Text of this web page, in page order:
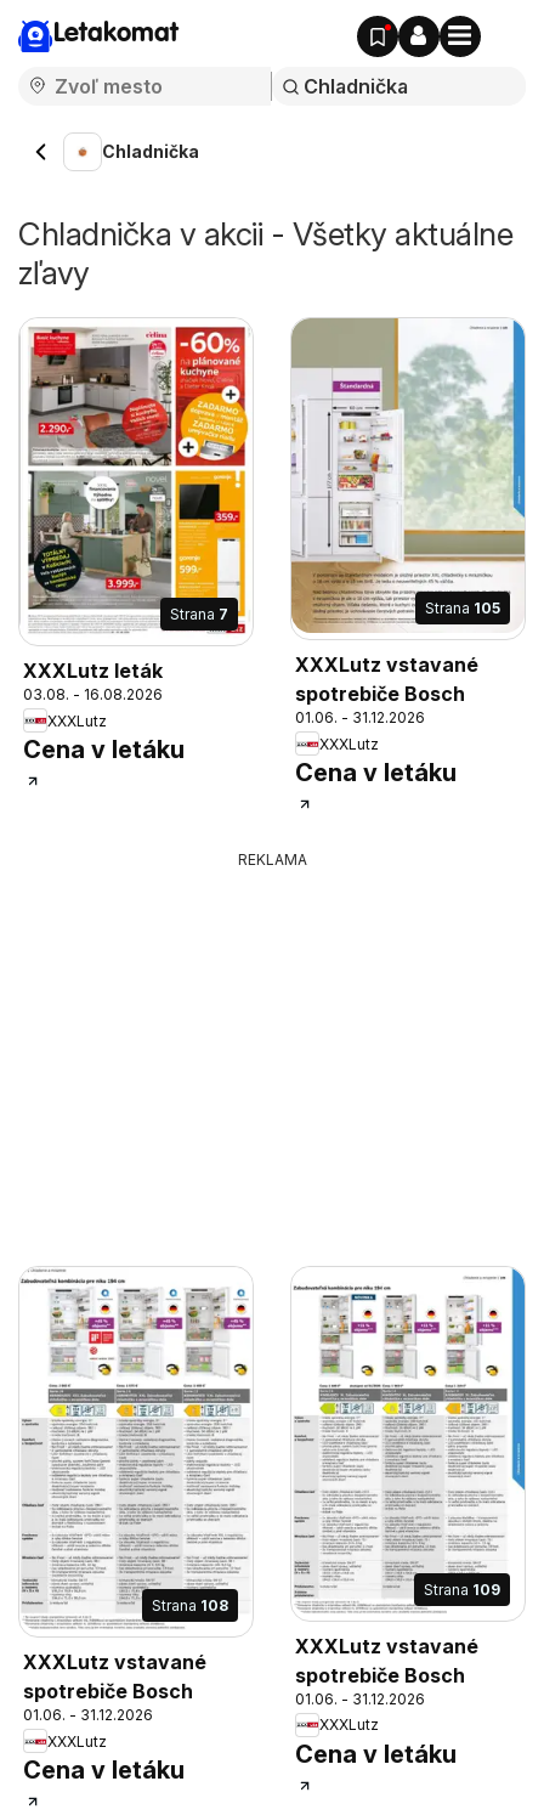
Letakomat
Chladnička
Chladnička v akcii - Všetky aktuálne
zľavy
Strana 7
XXXLutz leták
03.08. - 16.08.2026
XXXLutz
Cena v letáku
Strana 105
XXXLutz vstavané
spotrebiče Bosch
01.06. - 31.12.2026
XXXLutz
Cena v letáku
REKLAMA
Strana 108
XXXLutz vstavané
spotrebiče Bosch
01.06. - 31.12.2026
XXXLutz
Cena v letáku
Strana 109
XXXLutz vstavané
spotrebiče Bosch
01.06. - 31.12.2026
XXXLutz
Cena v letáku